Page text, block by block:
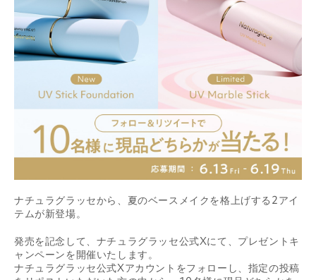
ナチュラグラッセから、夏のベースメイクを格上げする2アイ
テムが新登場。
発売を記念して、ナチュラグラッセ公式Xにて、プレゼントキ
ャンペーンを開催いたします。
ナチュラグラッセ公式Xアカウントをフォローし、指定の投稿